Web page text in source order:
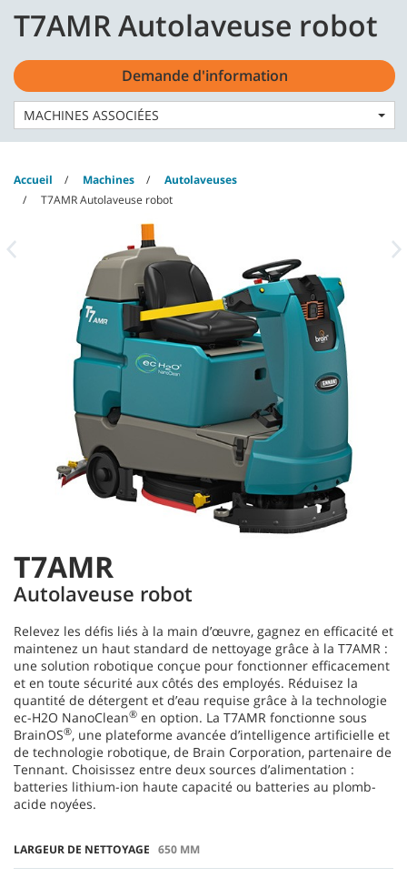
content
navigation
menu
Français - FR
Accueil Machines
Autolaveuses
T7AMR Autolaveuse robot
T7AMR
Autolaveuse robot
Relevez les défis liés à la main d’œuvre, gagnez en efficacité et
maintenez un haut standard de nettoyage grâce à la T7AMR :
une solution robotique conçue pour fonctionner efficacement
et en toute sécurité aux côtés des employés. Réduisez la
quantité de détergent et d’eau requise grâce à la technologie
ec-H2O NanoClean® en option.​ La T7AMR fonctionne sous
BrainOS®, une plateforme avancée d’intelligence artificielle et
de technologie robotique, de Brain Corporation, partenaire de
Tennant. Choisissez entre deux sources d’alimentation :
batteries lithium-ion haute capacité ou batteries au plomb-
acide noyées.
LARGEUR DE NETTOYAGE 650 MM
T7AMR Autolaveuse robot
Demande d'information
MACHINES ASSOCIÉES